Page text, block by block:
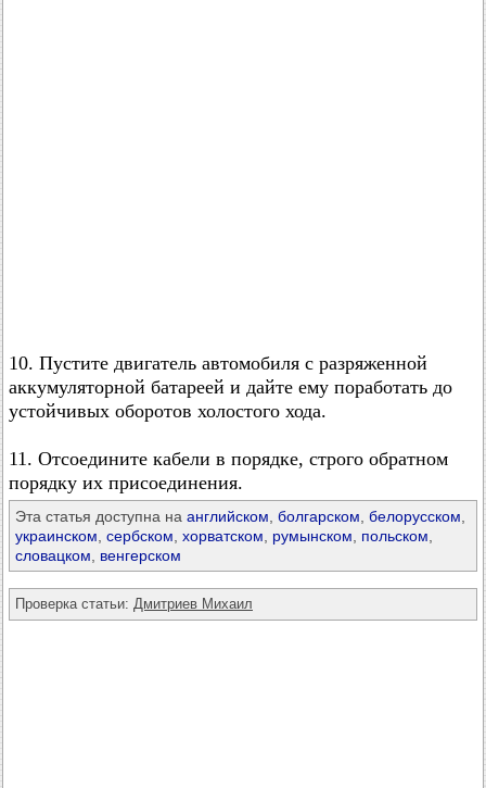
10. Пустите двигатель автомобиля с разряженной
аккумуляторной батареей и дайте ему поработать до
устойчивых оборотов холостого хода.
11. Отсоедините кабели в порядке, строго обратном
порядку их присоединения.
Эта статья доступна на английском болгарском белорусском
украинском сербском хорватском румынском польском
словацком
венгерском
Проверка статьи: Дмитриев Михаил